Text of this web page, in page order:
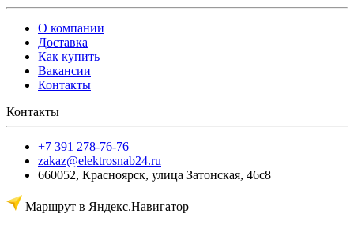
О компании
Доставка
Как купить
Вакансии
Контакты
Контакты
+7 391 278-76-76
zakaz@elektrosnab24.ru
660052, Красноярск, улица Затонская, 46с8
Маршрут в Яндекс.Навигатор